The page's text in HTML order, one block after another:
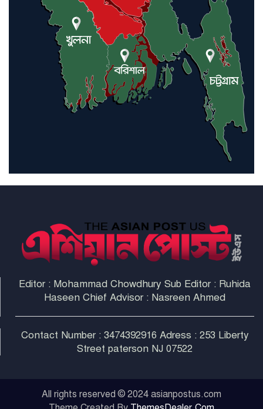
ইরানে কঠোর হামলা অব্যাহত রাখতে
ট্রাম্পকে আহ্বান সৌদি আরবের
ইরাকসহ মধ্যপ্রাচ্যে ২৪ হামলা চালাল
ইরানপন্থি গোষ্ঠী
হরমুজ প্রণালী সুরক্ষায় মিত্ররা সাহায্য
না করলে ন্যাটোর ভবিষ্যৎ খারাপ
Editor : Mohammad Chowdhury Sub Editor : Ruhida
Haseen Chief Advisor : Nasreen Ahmed
Contact Number : 3474392916 Adress : 253 Liberty
Street paterson NJ 07522
All rights reserved © 2024 asianpostus.com